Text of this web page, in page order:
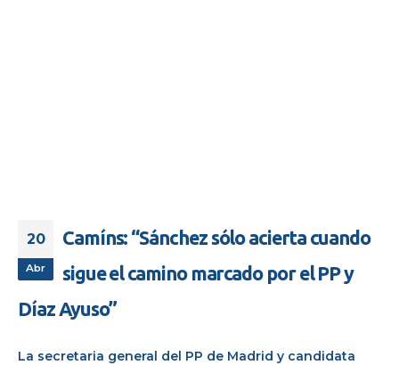
20
Abr
Camíns: “Sánchez sólo acierta cuando
sigue el camino marcado por el PP y
Díaz Ayuso”
La secretaria general del PP de Madrid y candidata